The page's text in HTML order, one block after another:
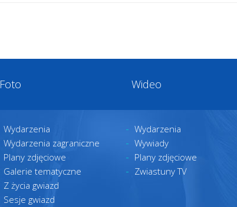
Foto Wideo
Wydarzenia
Wydarzenia zagraniczne
Plany zdjęciowe
Galerie tematyczne
Z życia gwiazd
Sesje gwiazd
Wydarzenia
Wywiady
Plany zdjęciowe
Zwiastuny TV